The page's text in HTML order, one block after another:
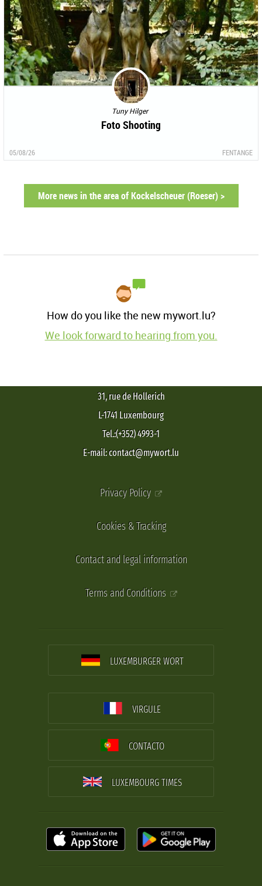
Tuny Hilger
Foto Shooting
05/08/26 FENTANGE
More news in the area of Kockelscheuer (Roeser) >
How do you like the new mywort.lu?
We look forward to hearing from you.
31, rue de Hollerich
L-1741 Luxembourg
Tel.:(+352) 4993-1
E-mail: contact@mywort.lu
Privacy Policy
Cookies & Tracking
Contact and legal information
Terms and Conditions
LUXEMBURGER WORT
VIRGULE
CONTACTO
LUXEMBOURG TIMES